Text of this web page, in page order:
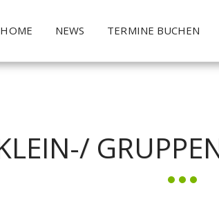
HOME NEWS TERMINE BUCHEN